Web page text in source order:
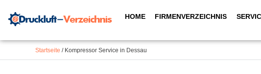
springen
Inhalt
HOME FIRMENVERZEICHNIS
Startseite / Kompressor Service in Dessau